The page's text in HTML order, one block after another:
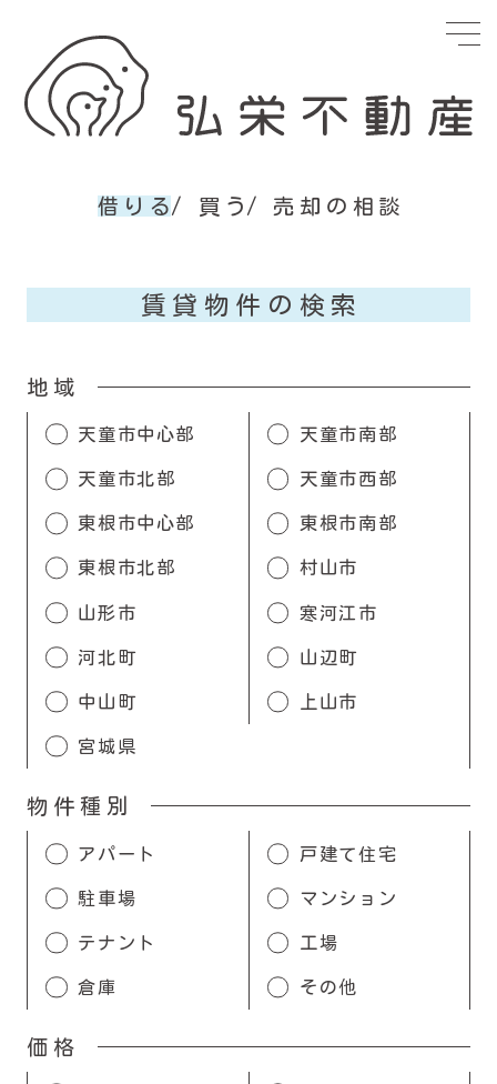
借りる 買う 売却の相談
賃貸物件の検索
地域
天童市中心部 天童市南部
天童市北部 天童市西部
東根市中心部 東根市南部
東根市北部 村山市
山形市 寒河江市
河北町 山辺町
中山町 上山市
宮城県
物件種別
アパート 戸建て住宅
駐車場 マンション
テナント 工場
倉庫 その他
価格